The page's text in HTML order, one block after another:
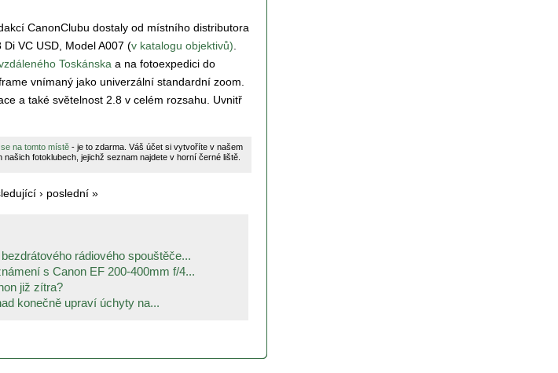
CanonClubu dostaly od místního distributora
VC USD, Model A007 (v katalogu objektivů)
Toskánska a na fotoexpedici do
vnímaný jako univerzální standardní zoom.
a také světelnost 2.8 v celém rozsahu. Uvnitř
na tomto místě - je to zdarma. Váš účet si vytvoříte v našem
fotoklubech, jejichž seznam najdete v horní černé liště.
› poslední »
rádiového spouštěče...
s Canon EF 200-400mm f/4...
již zítra?
konečně upraví úchyty na...